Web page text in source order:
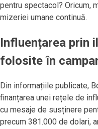
pentru spectacol? Oricum,
mizeriei umane continuă.
Influențarea prin
folosite în
Din informațiile publicate,
finanțarea unei rețele de
cu mesaje de susținere
precum 381.000 de dolari,